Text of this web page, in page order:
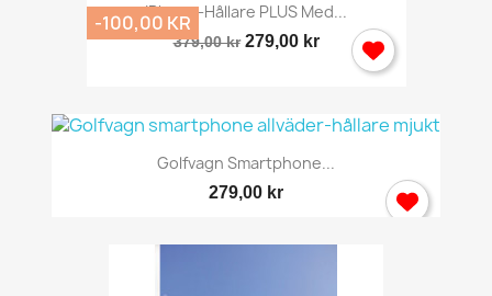
IPhone-Hållare PLUS Med...
379,00 kr 279,00 kr
-100,00 KR
Golfvagn Smartphone...
279,00 kr